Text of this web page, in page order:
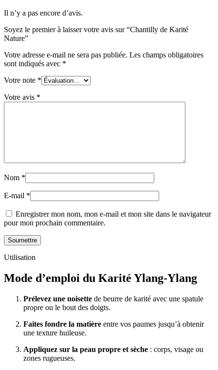
Il n’y a pas encore d’avis.
Soyez le premier à laisser votre avis sur “Chantilly de Karité
Nature”
Votre adresse e-mail ne sera pas publiée. Les champs obligatoires
sont indiqués avec *
Votre note *
Votre avis *
Nom *
E-mail *
Enregistrer mon nom, mon e-mail et mon site dans le navigateur
pour mon prochain commentaire.
Utilisation
Mode d’emploi du Karité Ylang-Ylang
Prélevez une noisette de beurre de karité avec une spatule
propre ou le bout des doigts.
Faites fondre la matière entre vos paumes jusqu’à obtenir
une texture huileuse.
Appliquez sur la peau propre et sèche : corps, visage ou
zones rugueuses.